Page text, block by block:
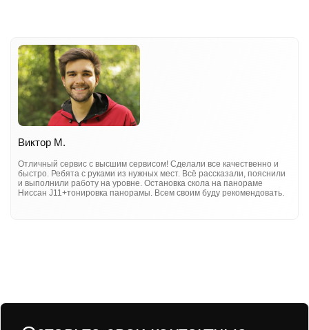
Виктор М.
Отличный сервис с высшим сервисом! Сделали все качественно и
быстро. Ребята с руками из нужных мест. Всё рассказали, пояснили
и выполнили работу на уровне. Остановка скола на панораме
Ниссан J11+тонировка панорамы. Всем своим буду рекомендовать.